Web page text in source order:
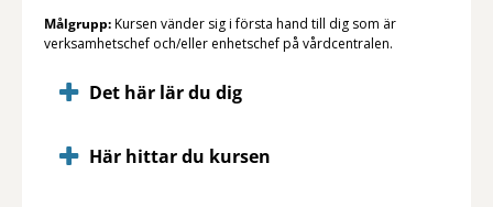
Målgrupp:Kursen vänder sig i första hand till dig som är
verksamhetschef och/eller enhetschef på vårdcentralen.
Det här lär du dig
Här hittar du kursen